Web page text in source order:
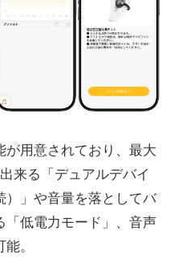
用意されており、最大
来る「デュアルデバイ
）」や音量を落としてバ
「低電力モード」、音声
。